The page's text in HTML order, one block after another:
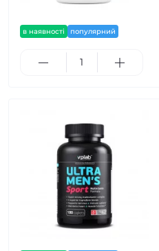
в наявності популярний